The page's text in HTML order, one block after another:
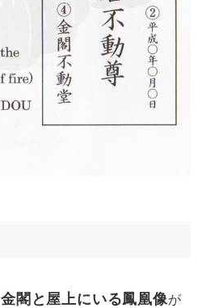
金閣と屋上にいる鳳凰像が